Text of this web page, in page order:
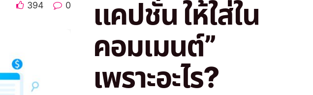
394 0
แคปชั่น ให้ใส่ใน
คอมเมนต์”
เพราะอะไร?